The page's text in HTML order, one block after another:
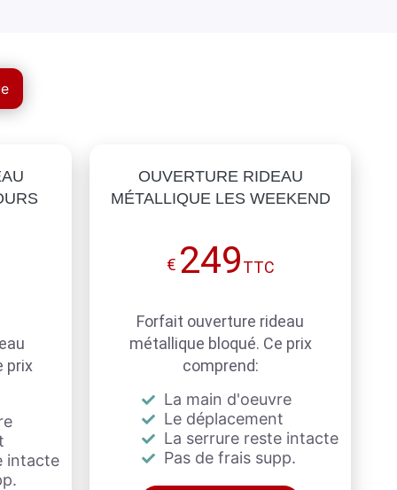
prix
intacte
OUVERTURE RIDEAU
MÉTALLIQUE LES WEEKEND
€ 249TTC
Forfait ouverture rideau
métallique bloqué. Ce prix
comprend:
La main d'oeuvre
Le déplacement
La serrure reste intacte
Pas de frais supp.